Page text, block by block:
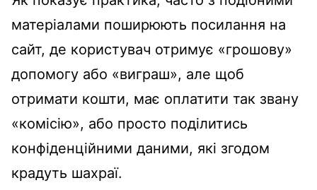
матеріалами поширюють посилання на
сайт, де користувач отримує «грошову»
допомогу або «виграш», але щоб
отримати кошти, має оплатити так звану
«комісію», або просто поділитись
конфіденційними даними, які згодом
крадуть шахраї.